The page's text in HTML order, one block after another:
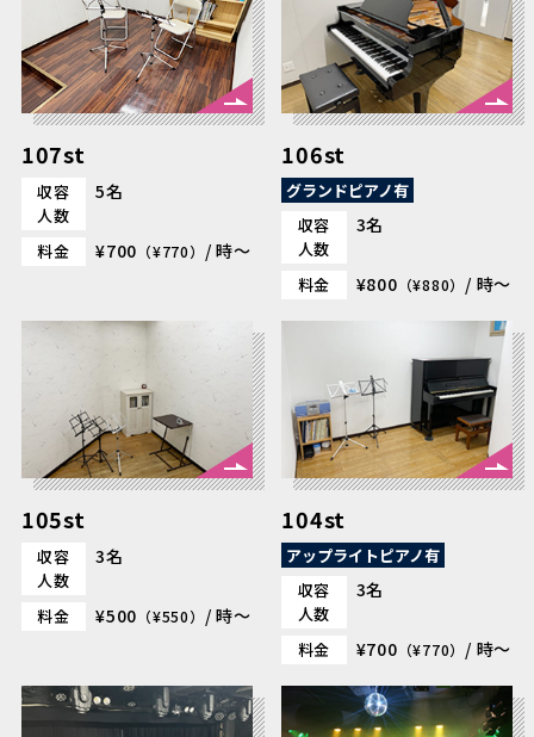
107st
収容
人数
5名
料金 ¥700 （¥770） / 時～
106st
グランドピアノ有
収容
人数
3名
料金 ¥800 （¥880） / 時～
105st
収容
人数
3名
料金 ¥500 （¥550） / 時～
104st
アップライトピアノ有
収容
人数
3名
料金 ¥700 （¥770） / 時～